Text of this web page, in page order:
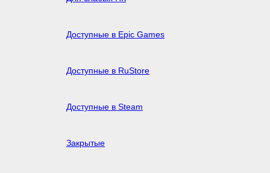
Доступные в Epic Games
Доступные в RuStore
Доступные в Steam
Закрытые